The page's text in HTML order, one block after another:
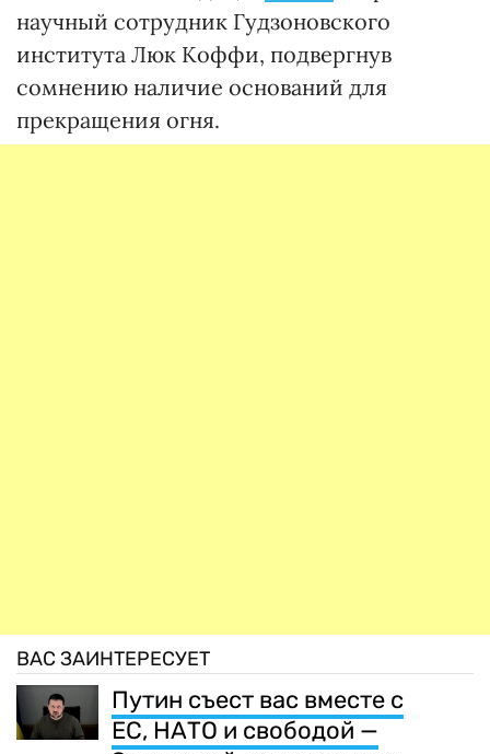
научный сотрудник Гудзоновского
института Люк Коффи, подвергнув
сомнению наличие оснований для
прекращения огня.
ВАС ЗАИНТЕРЕСУЕТ
Путин съест вас вместе с
ЕС, НАТО и свободой —